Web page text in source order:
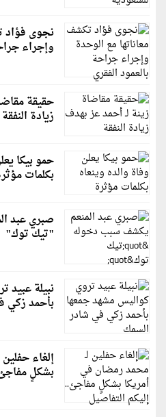
نجوى فؤاد
وإجراء
حقيقة
زيادة النفقة
حمو بيكا
بكلمات
صبري عبد
"تيك توك"
نبيلة
بأحمد زكي
إلغاء
بشكلٍ